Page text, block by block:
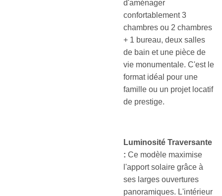
d'aménager
confortablement 3
chambres ou 2 chambres
+ 1 bureau, deux salles
de bain et une pièce de
vie monumentale. C'est le
format idéal pour une
famille ou un projet locatif
de prestige.
Luminosité Traversante
: Ce modèle maximise
l'apport solaire grâce à
ses larges ouvertures
panoramiques. L'intérieur